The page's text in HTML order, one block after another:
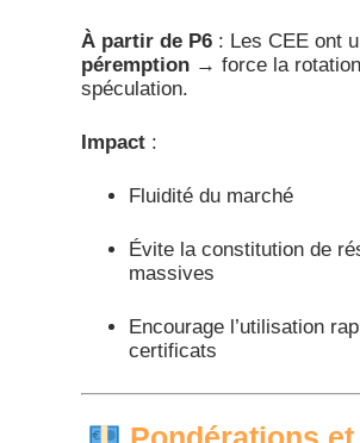
À partir de P6 : Les CEE ont
péremption → force la
spéculation.​
Impact :
Fluidité du marché
Évite la constitution de
massives
Encourage l’utilisation
certificats